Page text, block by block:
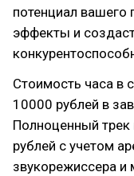
потенциал вашего
эффекты и
Стоимость часа в
10000 рублей в
Полноценный
рублей с учетом
звукорежиссера и